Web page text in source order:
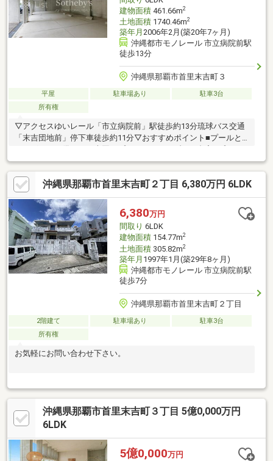
建物面積461.66m2
土地面積1740.46m2
築年月 2006年2月(築20年7ヶ月)
沖縄都市モノレール 市立病院前駅
徒歩13分
沖縄県那覇市首里末吉町３
平屋 駐車場あり
駐車3台
所有権
▽アクセスゆいレール「市立病院前」駅徒歩約13分琉球バス交通
「末吉団地前」停下車徒歩約11分▽おすすめポイント■プールと
とつながる、開放感あふれるリビングダイニング。光と風に包ま
れた空間で、沖縄の贅沢な時間を愉しめます。■プライバシーに
配慮された6LDKのゆとりある平屋邸宅。すべての居室がプールに
面する贅沢な設計です。
沖縄県那覇市首里末吉町２丁目 6,380万円 6LDK
6,380万円
間取り 6LDK
建物面積154.77m2
土地面積305.82m2
築年月 1997年1月(築29年8ヶ月)
沖縄都市モノレール 市立病院前駅
徒歩7分
沖縄県那覇市首里末吉町２丁目
2階建て 駐車場あり
駐車3台
所有権
お気軽にお問い合わせ下さい。
沖縄県那覇市首里末吉町３丁目 5億0,000万円
6LDK
5億0,000万円